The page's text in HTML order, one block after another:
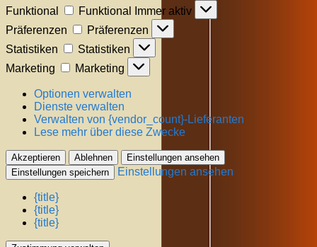
Funktional
Funktional
Immer aktiv
Präferenzen
Präferenzen
Statistiken
Statistiken
Marketing
Marketing
Optionen verwalten
Dienste verwalten
Verwalten von {vendor_count}-Lieferanten
Lese mehr über diese Zwecke
Akzeptieren Ablehnen
Einstellungen ansehen
Einstellungen speichern
Einstellungen ansehen
{title}
{title}
{title}